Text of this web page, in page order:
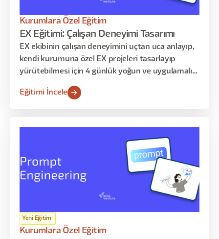
Kurumlara Özel Eğitim
EX Eğitimi: Çalışan Deneyimi Tasarımı
EX ekibinin çalışan deneyimini uçtan uca anlayıp,
kendi kurumuna özel EX projeleri tasarlayıp
yürütebilmesi için 4 günlük yoğun ve uygulamalı
Eğitimi İncele
Yeni Eğitim
Kurumlara Özel Eğitim